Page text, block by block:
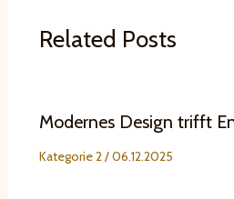
Related Posts
Modernes Design trifft
Kategorie 2 /06.12.2025